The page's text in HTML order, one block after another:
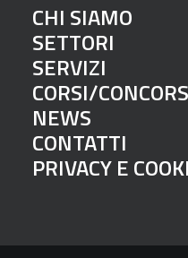
CHI SIAMO
SETTORI
SERVIZI
CORSI/
NEWS
CONTATTI
PRIVACY E